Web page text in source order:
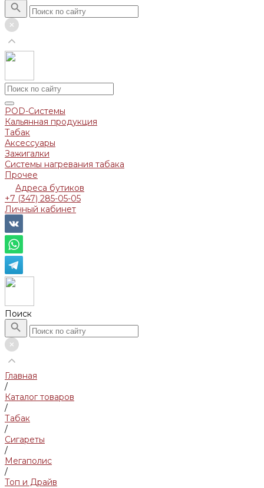
POD-Системы
Кальянная продукция
Табак
Аксессуары
Зажигалки
Системы нагревания табака
Прочее
Адреса бутиков
+7 (347) 285-05-05
Личный кабинет
Поиск
Главная
/
Каталог товаров
/
Табак
/
Сигареты
/
Мегаполис
/
Топ и Драйв